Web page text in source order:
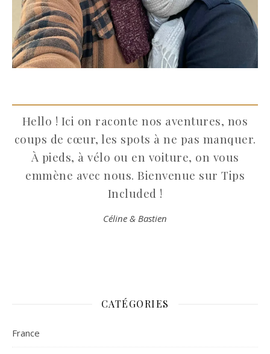
Hello ! Ici on raconte nos aventures, nos
coups de cœur, les spots à ne pas manquer.
À pieds, à vélo ou en voiture, on vous
emmène avec nous. Bienvenue sur Tips
Included !
Céline & Bastien
CATÉGORIES
France